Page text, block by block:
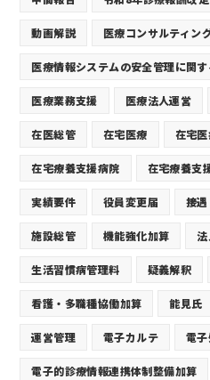
動画解説 医療コンサルティン
医療情報システムの安全管理に関
医療業務支援 医療法人運営
在医総管 在宅医療 在宅
在宅療養支援病院 在宅療養支
実績要件 役員変更届 接遇
施設総管 機能強化加算
生活習慣病管理料 疑義解釈
看護・多職種協働加算 能見氏
運営管理 電子カルテ 電
電子的診療情報連携体制整備加算